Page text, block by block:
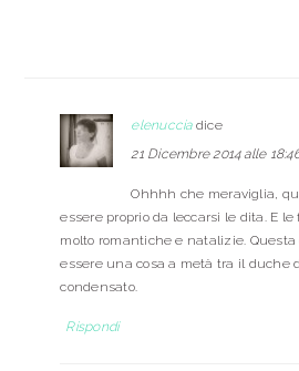
elenuccia dice
21 Dicembre 2014 alle
Ohhhh che meraviglia,
essere proprio da leccarsi le dita. E le
molto romantiche e natalizie.
essere una cosa a metà tra il duche
condensato.
Rispondi